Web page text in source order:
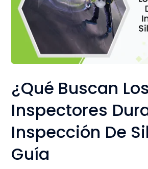
¿Qué Buscan Los
Inspectores
Inspección De
Guía